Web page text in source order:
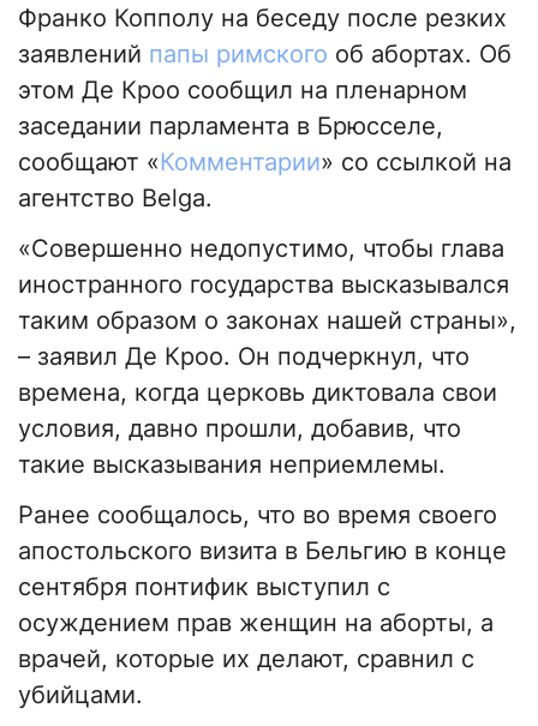
Франко Копполу на беседу после резких
заявлений папы римского об абортах. Об
этом Де Кроо сообщил на пленарном
заседании парламента в Брюсселе,
сообщают «Комментарии» со ссылкой на
агентство Belga.
«Совершенно недопустимо, чтобы глава
иностранного государства высказывался
таким образом о законах нашей страны»,
– заявил Де Кроо. Он подчеркнул, что
времена, когда церковь диктовала свои
условия, давно прошли, добавив, что
такие высказывания неприемлемы.
Ранее сообщалось, что во время своего
апостольского визита в Бельгию в конце
сентября понтифик выступил с
осуждением прав женщин на аборты, а
врачей, которые их делают, сравнил с
убийцами.